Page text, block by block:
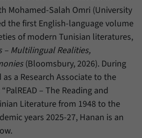
Mohamed-Salah Omri (University
the first English-language volume
of modern Tunisian literatures,
– Multilingual Realities,
(Bloomsbury, 2026). During
as a Research Associate to the
– The Reading and
Literature from 1948 to the
years 2025-27, Hanan is an